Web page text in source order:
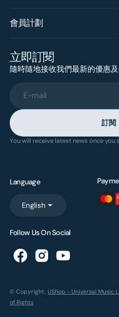
會員計劃
立即訂閱
隨時隨地接收我們最新的優惠
E-mail
訂閱
You will receive latest news once you
Language
English
Follow Us On Social
© Copyright, UShop - Universal Music
of Rights